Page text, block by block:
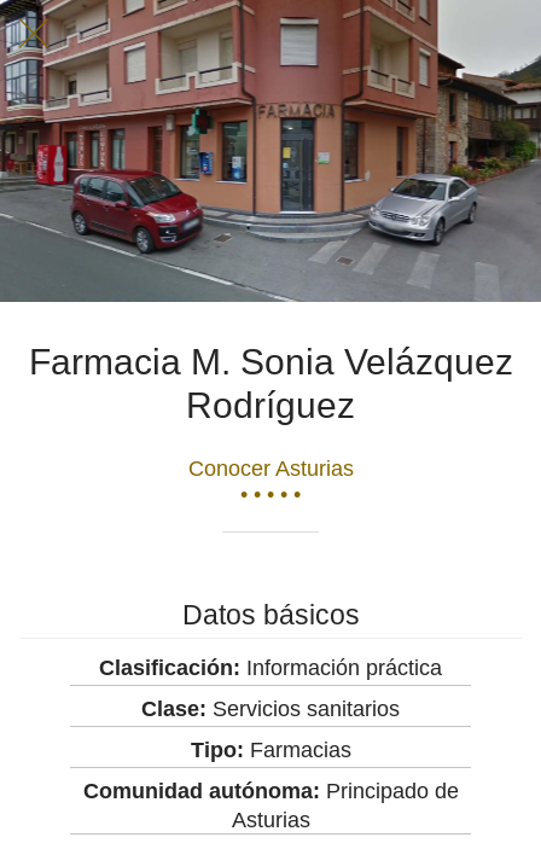
Farmacia M. Sonia Velázquez
Rodríguez
Conocer Asturias
• • • • •
Datos básicos
Clasificación: Información práctica
Clase: Servicios sanitarios
Tipo: Farmacias
Comunidad autónoma: Principado de
Asturias